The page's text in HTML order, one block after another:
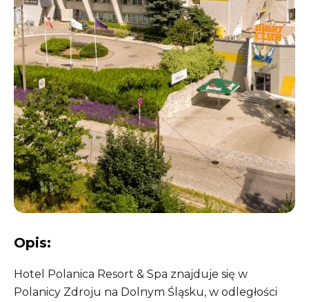
❚❚
Opis:
Hotel Polanica Resort & Spa znajduje się w
Polanicy Zdroju na Dolnym Śląsku, w odległości